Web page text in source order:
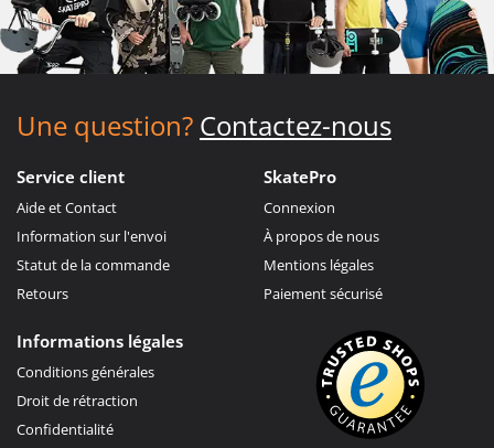
Une question? Contactez-nous
Service client
Aide et Contact
Information sur l'envoi
Statut de la commande
Retours
SkatePro
Connexion
À propos de nous
Mentions légales
Paiement sécurisé
Informations légales
Conditions générales
Droit de rétraction
Confidentialité